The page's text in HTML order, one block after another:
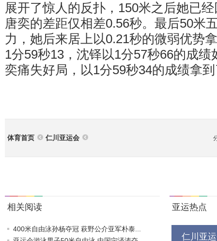
展开了惊人的反扑，150米之后她已
唐奕的差距仅相差0.56秒。最后50米
力，她后来居上以0.21秒的微弱优势
1分59秒13，沈铎以1分57秒66的成
奕痛失好局，以1分59秒34的成绩拿
体育首页 仁川亚运会
相关阅读
400米自由泳孙杨夺冠 萩野公介亚军朴泰...
亚运热点
仁川亚